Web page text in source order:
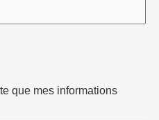
que mes informations